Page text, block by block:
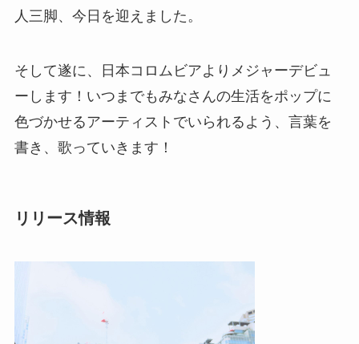
人三脚、今日を迎えました。
そして遂に、日本コロムビアよりメジャーデビュ
ーします！いつまでもみなさんの生活をポップに
色づかせるアーティストでいられるよう、言葉を
書き、歌っていきます！
リリース情報